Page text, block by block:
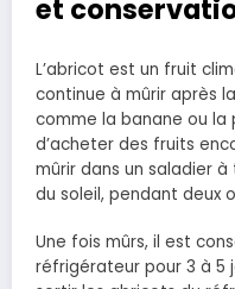
et
L’abricot est un fruit
continue à mûrir après
comme la banane ou la
d’acheter des fruits
mûrir dans un saladier
du soleil, pendant deux
Une fois mûrs, il est
réfrigérateur pour 3 à 5